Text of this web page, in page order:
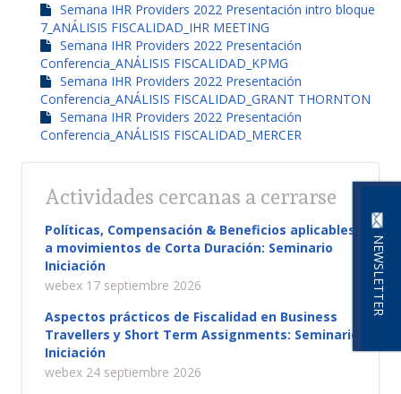
NEWSLETTER
Semana IHR Providers 2022 Presentación intro bloque
7_ANÁLISIS FISCALIDAD_IHR MEETING
Semana IHR Providers 2022 Presentación
Conferencia_ANÁLISIS FISCALIDAD_KPMG
Semana IHR Providers 2022 Presentación
Conferencia_ANÁLISIS FISCALIDAD_GRANT THORNTON
Semana IHR Providers 2022 Presentación
Conferencia_ANÁLISIS FISCALIDAD_MERCER
Actividades cercanas a cerrarse
Políticas, Compensación & Beneficios aplicables
a movimientos de Corta Duración: Seminario
Iniciación
webex 17 septiembre 2026
Aspectos prácticos de Fiscalidad en Business
Travellers y Short Term Assignments: Seminario
Iniciación
webex 24 septiembre 2026